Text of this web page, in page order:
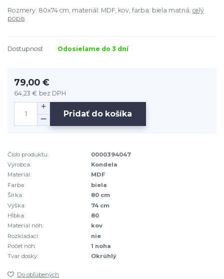
Rozmery: 80x74 cm, materiál: MDF, kov, farba: biela matná. celý
popis
Dostupnosť Odosielame do 3 dní
79,00 €
64,23 € bez DPH
Pridať do košíka
Číslo produktu:
0000394047
Výrobca:
Kondela
Materiál:
MDF
Farba:
biela
Šírka:
80 cm
Výška:
74 cm
Hĺbka:
80
Materiál nôh:
kov
Rozkladací:
nie
Počet nôh:
1 noha
Tvar dosky:
Okrúhlý
Do obľúbených